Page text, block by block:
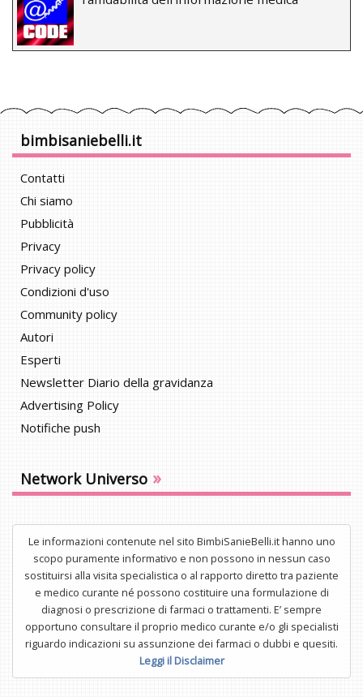
bimbisaniebelli.it
Contatti
Chi siamo
Pubblicità
Privacy
Privacy policy
Condizioni d'uso
Community policy
Autori
Esperti
Newsletter Diario della gravidanza
Advertising Policy
Notifiche push
Network Universo »
Le informazioni contenute nel sito BimbiSanieBelli.it hanno uno
scopo puramente informativo e non possono in nessun caso
sostituirsi alla visita specialistica o al rapporto diretto tra paziente
e medico curante né possono costituire una formulazione di
diagnosi o prescrizione di farmaci o trattamenti. E’ sempre
opportuno consultare il proprio medico curante e/o gli specialisti
riguardo indicazioni su assunzione dei farmaci o dubbi e quesiti.
Leggi il Disclaimer